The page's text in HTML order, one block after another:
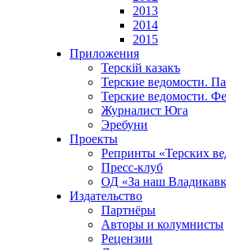
2013
2014
2015
Приложения
Терскiй казакъ
Терские ведомости.
Терские ведомости.
Журналист Юга
Эребуни
Проекты
Репринты «Терских
Пресс-клуб
ОД «За наш
Издательство
Партнёры
Авторы и колумнисты
Рецензии